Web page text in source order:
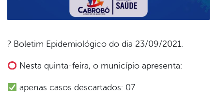
? Boletim Epidemiológico do dia 23/09/2021.
Nesta quinta-feira, o município apresenta:
apenas casos descartados: 07